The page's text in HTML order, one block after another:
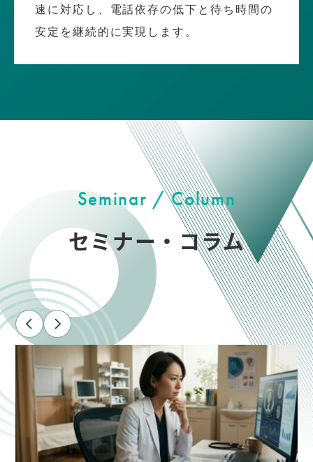
速に対応し、電話依存の低下と待ち時間の
安定を継続的に実現します。
Seminar / Column
セミナー・コラム